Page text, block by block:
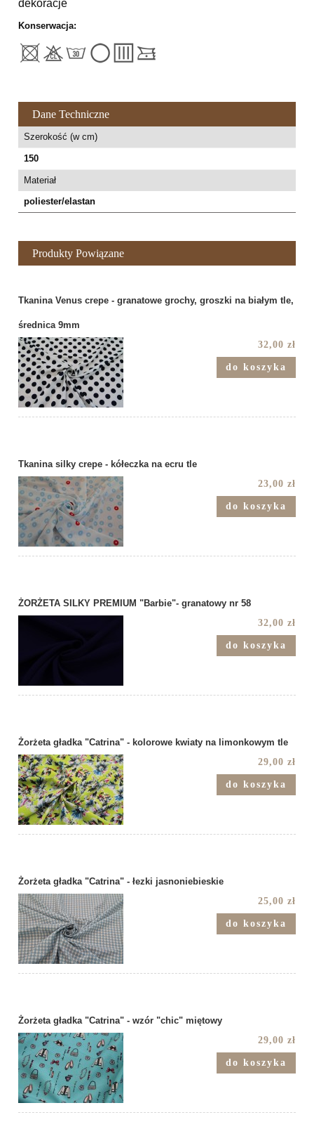
dekoracje
Konserwacja:
Dane Techniczne
Szerokość (w cm)
150
Materiał
poliester/elastan
Produkty Powiązane
Tkanina Venus crepe - granatowe grochy, groszki na białym tle,
średnica 9mm
32,00 zł
do koszyka
Tkanina silky crepe - kółeczka na ecru tle
23,00 zł
do koszyka
ŻORŻETA SILKY PREMIUM "Barbie"- granatowy nr 58
32,00 zł
do koszyka
Żorżeta gładka "Catrina" - kolorowe kwiaty na limonkowym tle
29,00 zł
do koszyka
Żorżeta gładka "Catrina" - łezki jasnoniebieskie
25,00 zł
do koszyka
Żorżeta gładka "Catrina" - wzór "chic" miętowy
29,00 zł
do koszyka